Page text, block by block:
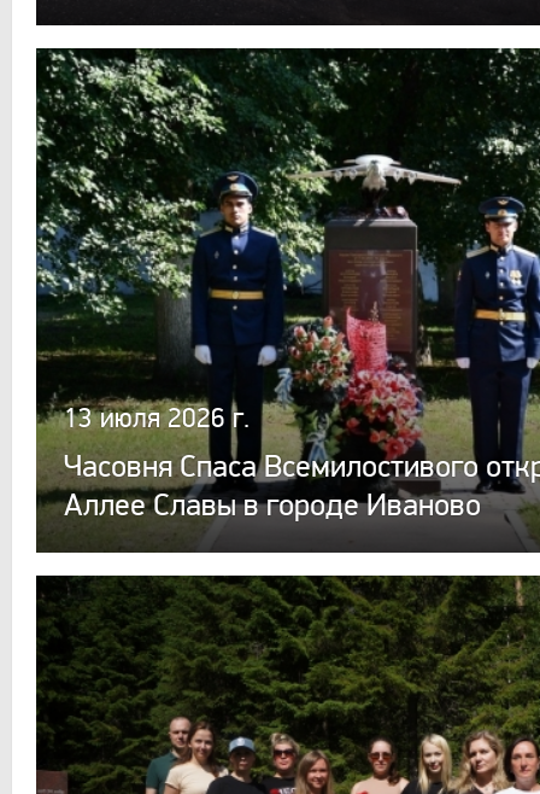
13 июля 2026 г.
Часовня Спаса Всемилостивого
Аллее Славы в городе Иваново